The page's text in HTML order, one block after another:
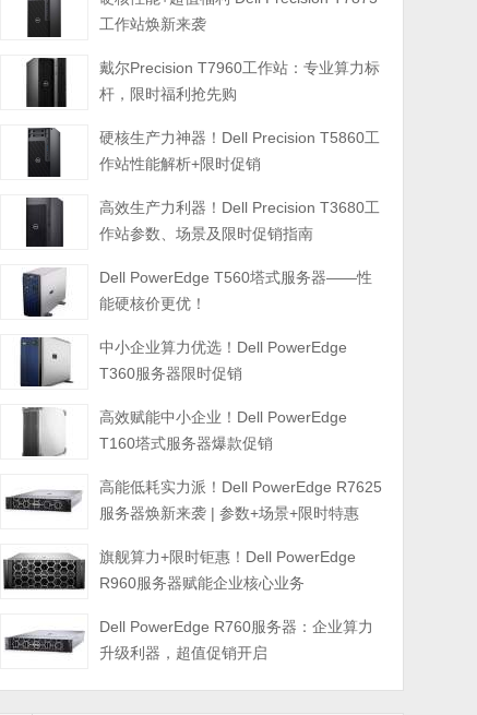
工作站焕新来袭
戴尔Precision T7960工作站：专业算力标
杆，限时福利抢先购
硬核生产力神器！Dell Precision T5860工
作站性能解析+限时促销
高效生产力利器！Dell Precision T3680工
作站参数、场景及限时促销指南
Dell PowerEdge T560塔式服务器——性
能硬核价更优！
中小企业算力优选！Dell PowerEdge
T360服务器限时促销
高效赋能中小企业！Dell PowerEdge
T160塔式服务器爆款促销
高能低耗实力派！Dell PowerEdge R7625
服务器焕新来袭 | 参数+场景+限时特惠
旗舰算力+限时钜惠！Dell PowerEdge
R960服务器赋能企业核心业务
Dell PowerEdge R760服务器：企业算力
升级利器，超值促销开启